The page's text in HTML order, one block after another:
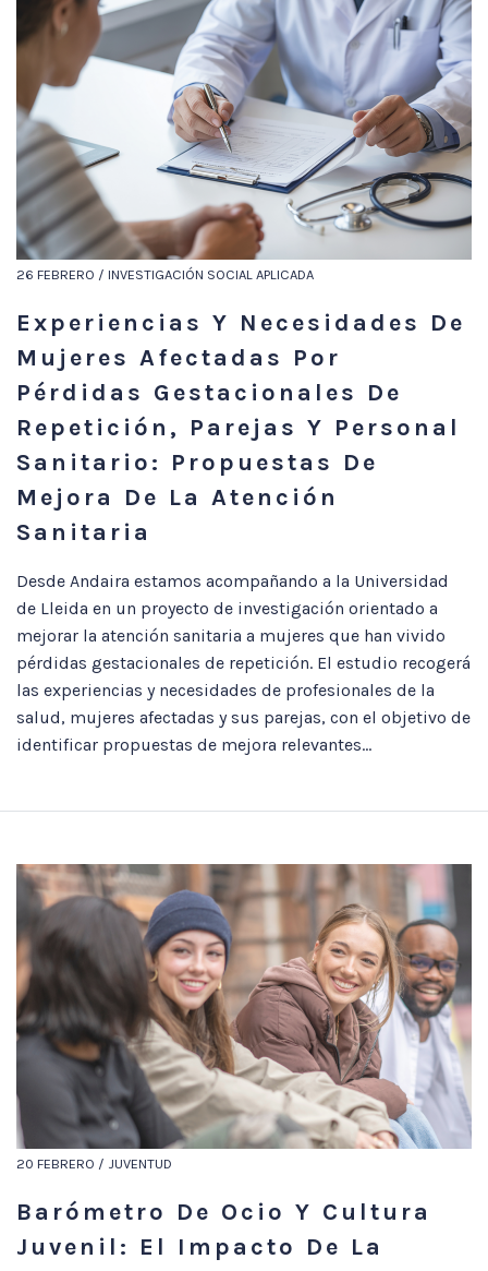
26 FEBRERO / INVESTIGACIÓN SOCIAL APLICADA
Experiencias Y Necesidades De
Mujeres Afectadas Por
Pérdidas Gestacionales De
Repetición, Parejas Y Personal
Sanitario: Propuestas De
Mejora De La Atención
Sanitaria
Desde Andaira estamos acompañando a la Universidad
de Lleida en un proyecto de investigación orientado a
mejorar la atención sanitaria a mujeres que han vivido
pérdidas gestacionales de repetición. El estudio recogerá
las experiencias y necesidades de profesionales de la
salud, mujeres afectadas y sus parejas, con el objetivo de
identificar propuestas de mejora relevantes...
20 FEBRERO / JUVENTUD
Barómetro De Ocio Y Cultura
Juvenil: El Impacto De La